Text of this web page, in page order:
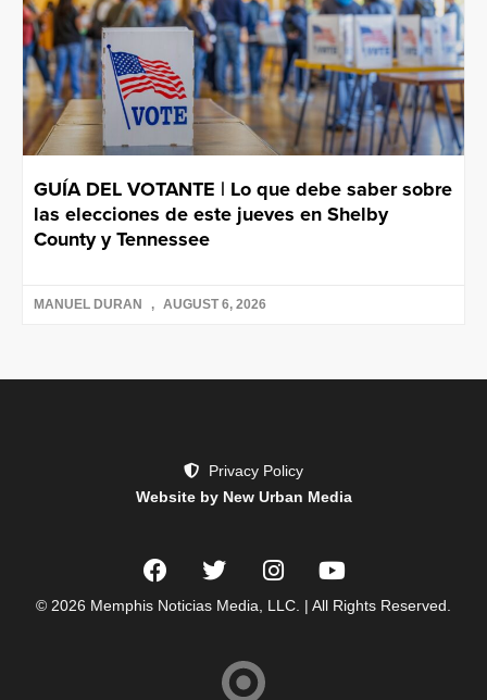
GUÍA DEL VOTANTE | Lo que debe saber sobre
las elecciones de este jueves en Shelby
County y Tennessee
MANUEL DURAN AUGUST 6, 2026
Privacy Policy
Website by New Urban Media
© 2026 Memphis Noticias Media, LLC. | All Rights Reserved.